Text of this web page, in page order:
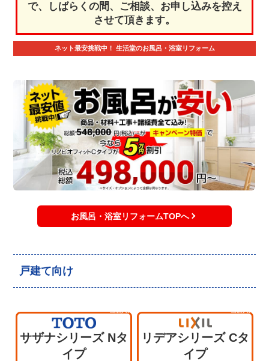
で、しばらくの間、ご相談、お申し込みを控え
させて頂きます。
ネット最安挑戦中！ 生活堂のお風呂・浴室リフォーム
お風呂・浴室リフォームTOPへ
戸建て向け
サザナシリーズ Nタ
イプ
リデアシリーズ Cタ
イプ